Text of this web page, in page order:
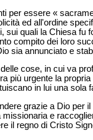
per essere «
ed all'ordine
sui quali la Chiesa fu
compito dei loro
sia annunciato e
cose, in cui va
più urgente la
in lui una sola
grazie a Dio per
e
il regno di Cristo